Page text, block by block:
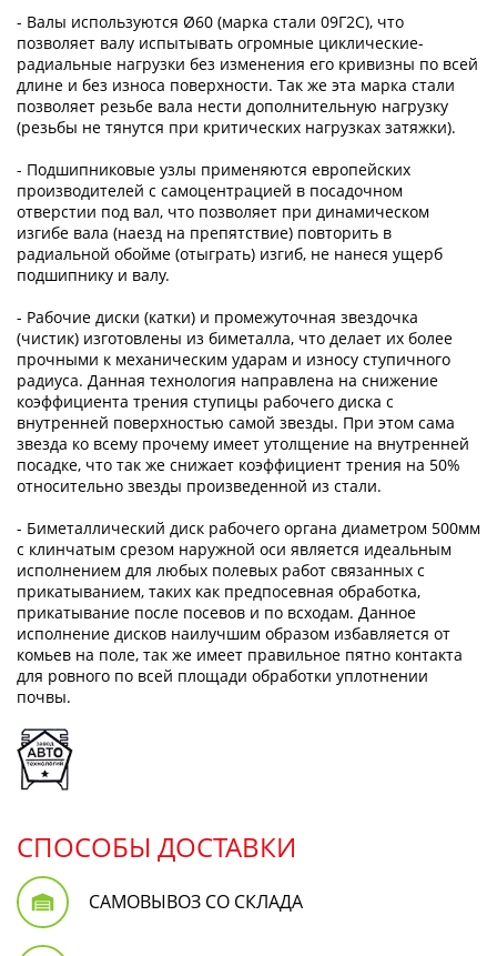
- Валы используются Ø60 (марка стали 09Г2С), что
позволяет валу испытывать огромные циклические-
радиальные нагрузки без изменения его кривизны по всей
длине и без износа поверхности. Так же эта марка стали
позволяет резьбе вала нести дополнительную нагрузку
(резьбы не тянутся при критических нагрузках затяжки).
- Подшипниковые узлы применяются европейских
производителей с самоцентрацией в посадочном
отверстии под вал, что позволяет при динамическом
изгибе вала (наезд на препятствие) повторить в
радиальной обойме (отыграть) изгиб, не нанеся ущерб
подшипнику и валу.
- Рабочие диски (катки) и промежуточная звездочка
(чистик) изготовлены из биметалла, что делает их более
прочными к механическим ударам и износу ступичного
радиуса. Данная технология направлена на снижение
коэффициента трения ступицы рабочего диска с
внутренней поверхностью самой звезды. При этом сама
звезда ко всему прочему имеет утолщение на внутренней
посадке, что так же снижает коэффициент трения на 50%
относительно звезды произведенной из стали.
- Биметаллический диск рабочего органа диаметром 500мм
с клинчатым срезом наружной оси является идеальным
исполнением для любых полевых работ связанных с
прикатыванием, таких как предпосевная обработка,
прикатывание после посевов и по всходам. Данное
исполнение дисков наилучшим образом избавляется от
комьев на поле, так же имеет правильное пятно контакта
для ровного по всей площади обработки уплотнении
почвы.
СПОСОБЫ ДОСТАВКИ
САМОВЫВОЗ СО СКЛАДА